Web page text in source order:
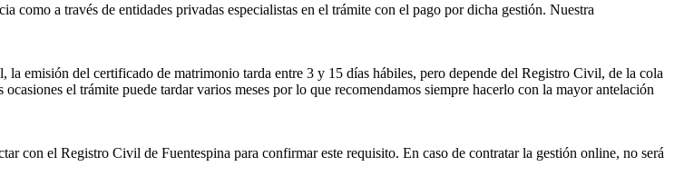
a través de entidades privadas especialistas en el trámite con el pago por dicha gestión. Nuestra
emisión del certificado de matrimonio tarda entre 3 y 15 días hábiles, pero depende del Registro Civil, de la cola
el trámite puede tardar varios meses por lo que recomendamos siempre hacerlo con la mayor antelación
con el Registro Civil de Fuentespina para confirmar este requisito. En caso de contratar la gestión online, no será